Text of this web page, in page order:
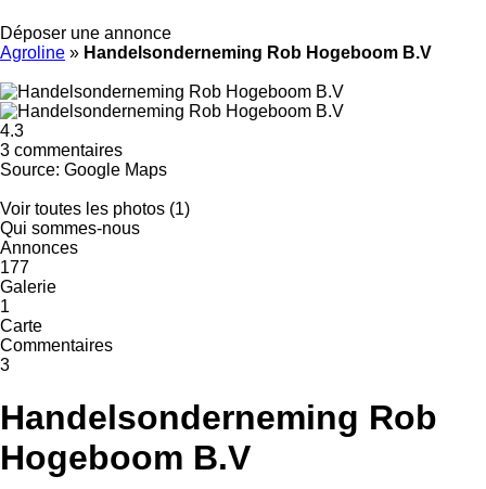
Déposer une annonce
Agroline » Handelsonderneming Rob Hogeboom B.V
4.3
3 commentaires
Source: Google Maps
Voir toutes les photos (1)
Qui sommes-nous
Annonces
177
Galerie
1
Carte
Commentaires
3
Handelsonderneming Rob
Hogeboom B.V